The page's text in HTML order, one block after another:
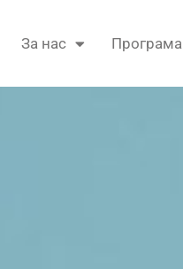
За нас Програма